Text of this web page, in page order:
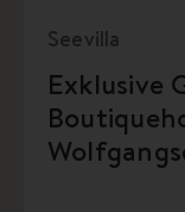
Seevilla
Exklusive